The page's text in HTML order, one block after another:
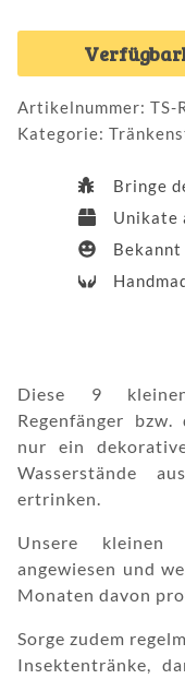
Artikelnummer: TS-
Kategorie:
Bringe
Unikate
Bekannt
Diese 9
Regenfänger
nur ein
Wasserstände
ertrinken.
Unsere kleinen
angewiesen und
Monaten davon
Sorge zudem
Insektentränke,